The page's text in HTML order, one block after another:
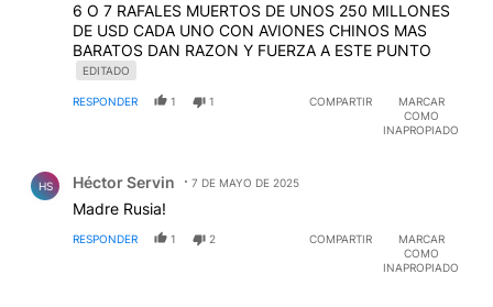
6 O 7 RAFALES MUERTOS DE UNOS 250 MILLONES
DE USD CADA UNO CON AVIONES CHINOS MAS
BARATOS DAN RAZON Y FUERZA A ESTE PUNTO
EDITADO
RESPONDER 1 1 COMPARTIR
MARCAR
COMO
INAPROPIADO
HS Héctor Servin 7 DE MAYO DE 2025
Madre Rusia!
RESPONDER 1 2 COMPARTIR
MARCAR
COMO
INAPROPIADO